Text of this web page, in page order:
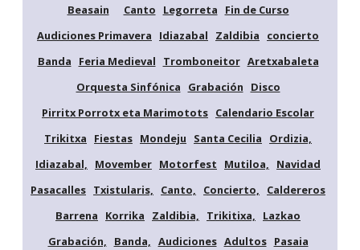
Beasain
Canto Legorreta
Fin de Curso
Audiciones Primavera
Idiazabal Zaldibia
concierto
Banda
Feria Medieval Tromboneitor Aretxabaleta
Orquesta Sinfónica
Grabación
Disco
Pirritx Porrotx eta Marimotots Calendario Escolar
Trikitxa
Fiestas Mondeju Santa Cecilia
Ordizia,
Idiazabal,
Movember Motorfest Mutiloa,
Navidad
Pasacalles Txistularis, Canto, Concierto,
Caldereros
Barrena
Korrika Zaldibia, Trikitixa,
Lazkao
Grabación,
Banda, Audiciones Adultos Pasaia